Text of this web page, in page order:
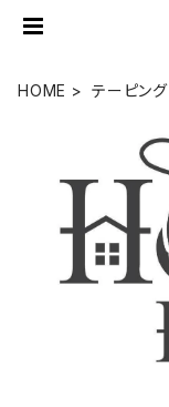
HOME テーピング